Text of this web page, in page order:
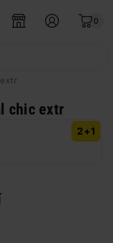
0
chic extr
2+1